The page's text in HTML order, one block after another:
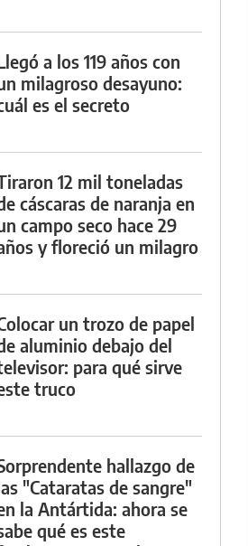
a los 119 años con
milagroso desayuno:
es el secreto
12 mil toneladas
cáscaras de naranja en
campo seco hace 29
y floreció un milagro
un trozo de papel
aluminio debajo del
para qué sirve
truco
hallazgo de
"Cataratas de sangre"
la Antártida: ahora se
qué es este